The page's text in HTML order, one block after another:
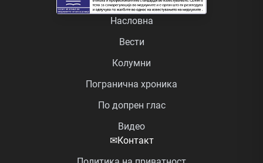
Насловна
Вести
Колумни
Погранична хроника
По допрен глас
Видео
✉Контакт